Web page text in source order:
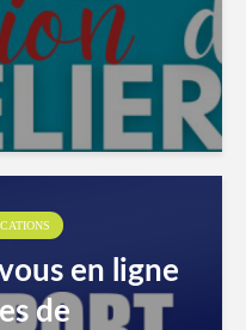
en ligne
de